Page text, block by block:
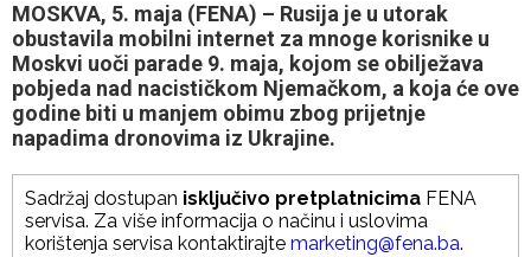
MOSKVA, 5. maja (FENA) – Rusija je u utorak
obustavila mobilni internet za mnoge korisnike u
Moskvi uoči parade 9. maja, kojom se obilježava
pobjeda nad nacističkom Njemačkom, a koja će ove
godine biti u manjem obimu zbog prijetnje
napadima dronovima iz Ukrajine.
Sadržaj dostupan isključivo pretplatnicima FENA
servisa. Za više informacija o načinu i uslovima
korištenja servisa kontaktirajte marketing@fena.ba.